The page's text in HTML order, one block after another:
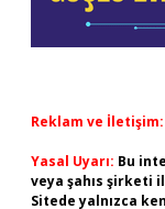
Reklam ve İletişim:
Yasal Uyarı: Bu
veya şahıs şirketi
Sitede yalnızca